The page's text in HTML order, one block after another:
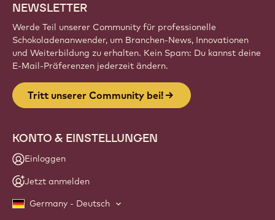
NEWSLETTER
Werde Teil unserer Community für professionelle
Schokoladenanwender, um Branchen-News, Innovationen
und Weiterbildung zu erhalten. Kein Spam: Du kannst deine
E-Mail-Präferenzen jederzeit ändern.
Tritt unserer Community bei!
KONTO & EINSTELLUNGEN
Einloggen
Jetzt anmelden
Germany - Deutsch